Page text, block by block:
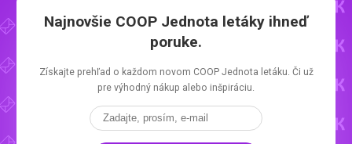
Najnovšie COOP Jednota letáky ihneď
poruke.
Získajte prehľad o každom novom COOP Jednota letáku. Či už
pre výhodný nákup alebo inšpiráciu.